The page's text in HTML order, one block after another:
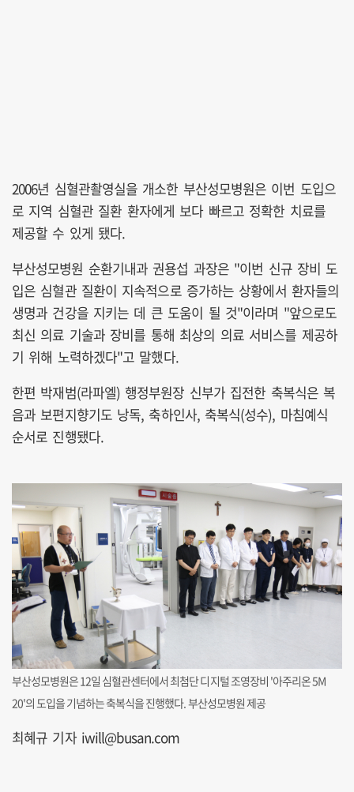
2006년 심혈관촬영실을 개소한 부산성모병원은 이번 도입으
로 지역 심혈관 질환 환자에게 보다 빠르고 정확한 치료를
제공할 수 있게 됐다.
부산성모병원 순환기내과 권용섭 과장은 "이번 신규 장비 도
입은 심혈관 질환이 지속적으로 증가하는 상황에서 환자들의
생명과 건강을 지키는 데 큰 도움이 될 것"이라며 "앞으로도
최신 의료 기술과 장비를 통해 최상의 의료 서비스를 제공하
기 위해 노력하겠다"고 말했다.
한편 박재범(라파엘) 행정부원장 신부가 집전한 축복식은 복
음과 보편지향기도 낭독, 축하인사, 축복식(성수), 마침예식
순서로 진행됐다.
부산성모병원은 12일 심혈관센터에서 최첨단 디지털 조영장비 '아주리온 5M
20'의 도입을 기념하는 축복식을 진행했다. 부산성모병원 제공
최혜규 기자 iwill@busan.com